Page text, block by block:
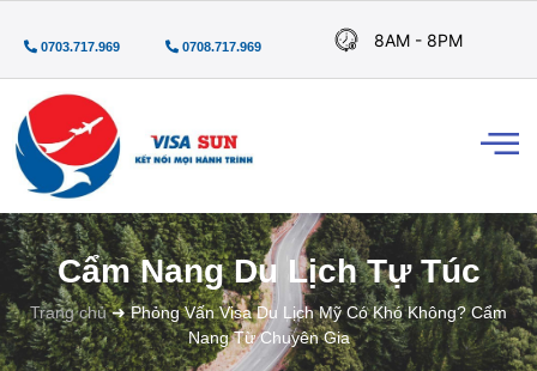
0703.717.969 0708.717.969 8AM - 8PM
Cẩm Nang Du Lịch Tự Túc
Trang chủ➜Phỏng Vấn Visa Du Lịch Mỹ Có Khó Không? Cẩm
Nang Từ Chuyên Gia